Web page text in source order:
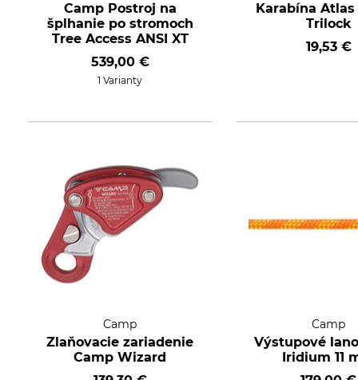
Camp Postroj na
šplhanie po stromoch
Tree Access ANSI XT
539,00 €
1 Varianty
Karabína Atlas
Trilock
19,53 €
Camp
Zlaňovacie zariadenie
Camp Wizard
Camp
Výstupové
Iridium 11